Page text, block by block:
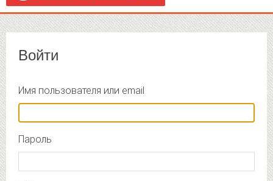
Войти
Имя пользователя или email
Пароль